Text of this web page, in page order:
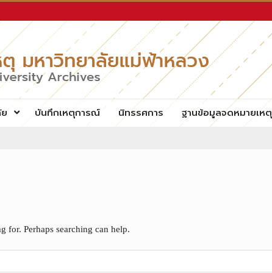
บันทึกเหตุการณ์ นิทรรศการ ฐานข้อมูลจดหมายเหตุ
for. Perhaps searching can help.